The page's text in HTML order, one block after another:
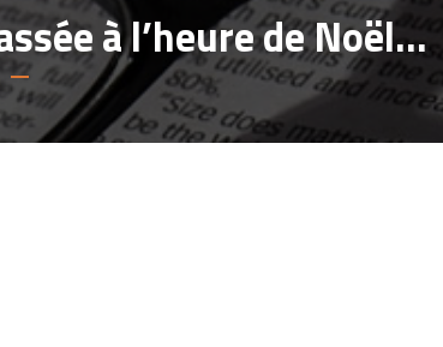
à l’heure de Noël…